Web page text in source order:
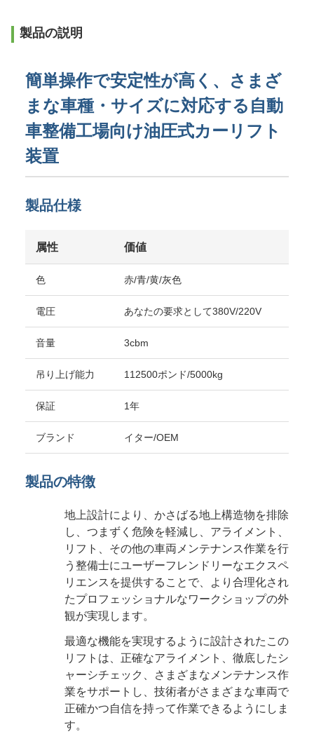
製品の説明
簡単操作で安定性が高く、さまざ
まな車種・サイズに対応する自動
車整備工場向け油圧式カーリフト
装置
製品仕様
属性 価値
色 赤/青/黄/灰色
電圧 あなたの要求として380V/220V
音量 3cbm
吊り上げ能力 112500ポンド/5000kg
保証 1年
ブランド イター/OEM
製品の特徴
地上設計により、かさばる地上構造物を排除
し、つまずく危険を軽減し、アライメント、
リフト、その他の車両メンテナンス作業を行
う整備士にユーザーフレンドリーなエクスペ
リエンスを提供することで、より合理化され
たプロフェッショナルなワークショップの外
観が実現します。
最適な機能を実現するように設計されたこの
リフトは、正確なアライメント、徹底したシ
ャーシチェック、さまざまなメンテナンス作
業をサポートし、技術者がさまざまな車両で
正確かつ自信を持って作業できるようにしま
す。